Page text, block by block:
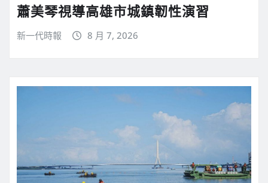
蕭美琴視導高雄市城鎮韌性演習
新一代時報 8 月 7, 2026